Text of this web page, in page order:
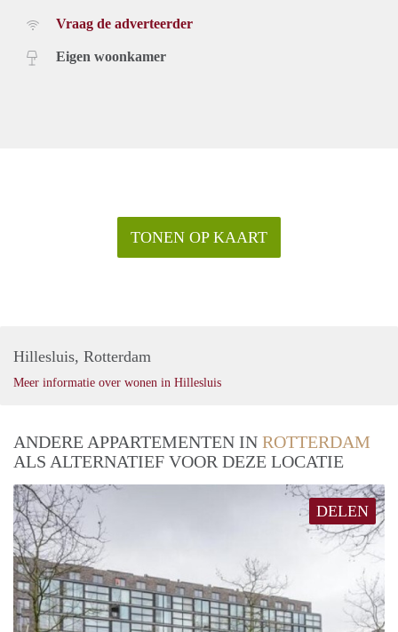
Vraag de adverteerder
Eigen woonkamer
TONEN OP KAART
Hillesluis, Rotterdam
Meer informatie over wonen in Hillesluis
ANDERE APPARTEMENTEN IN ROTTERDAM
ALS ALTERNATIEF VOOR DEZE LOCATIE
DELEN